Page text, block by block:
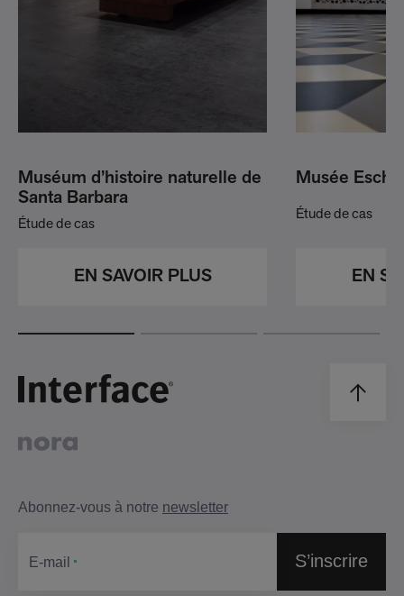
Muséum d’histoire naturelle de
Santa Barbara
Étude de cas
EN SAVOIR PLUS
Musée
Étude de cas
EN
Abonnez-vous à notre newsletter
Е-mail S’inscrire